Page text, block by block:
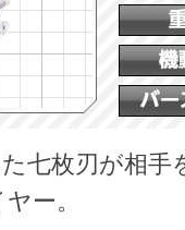
七枚刃が相手
ー。